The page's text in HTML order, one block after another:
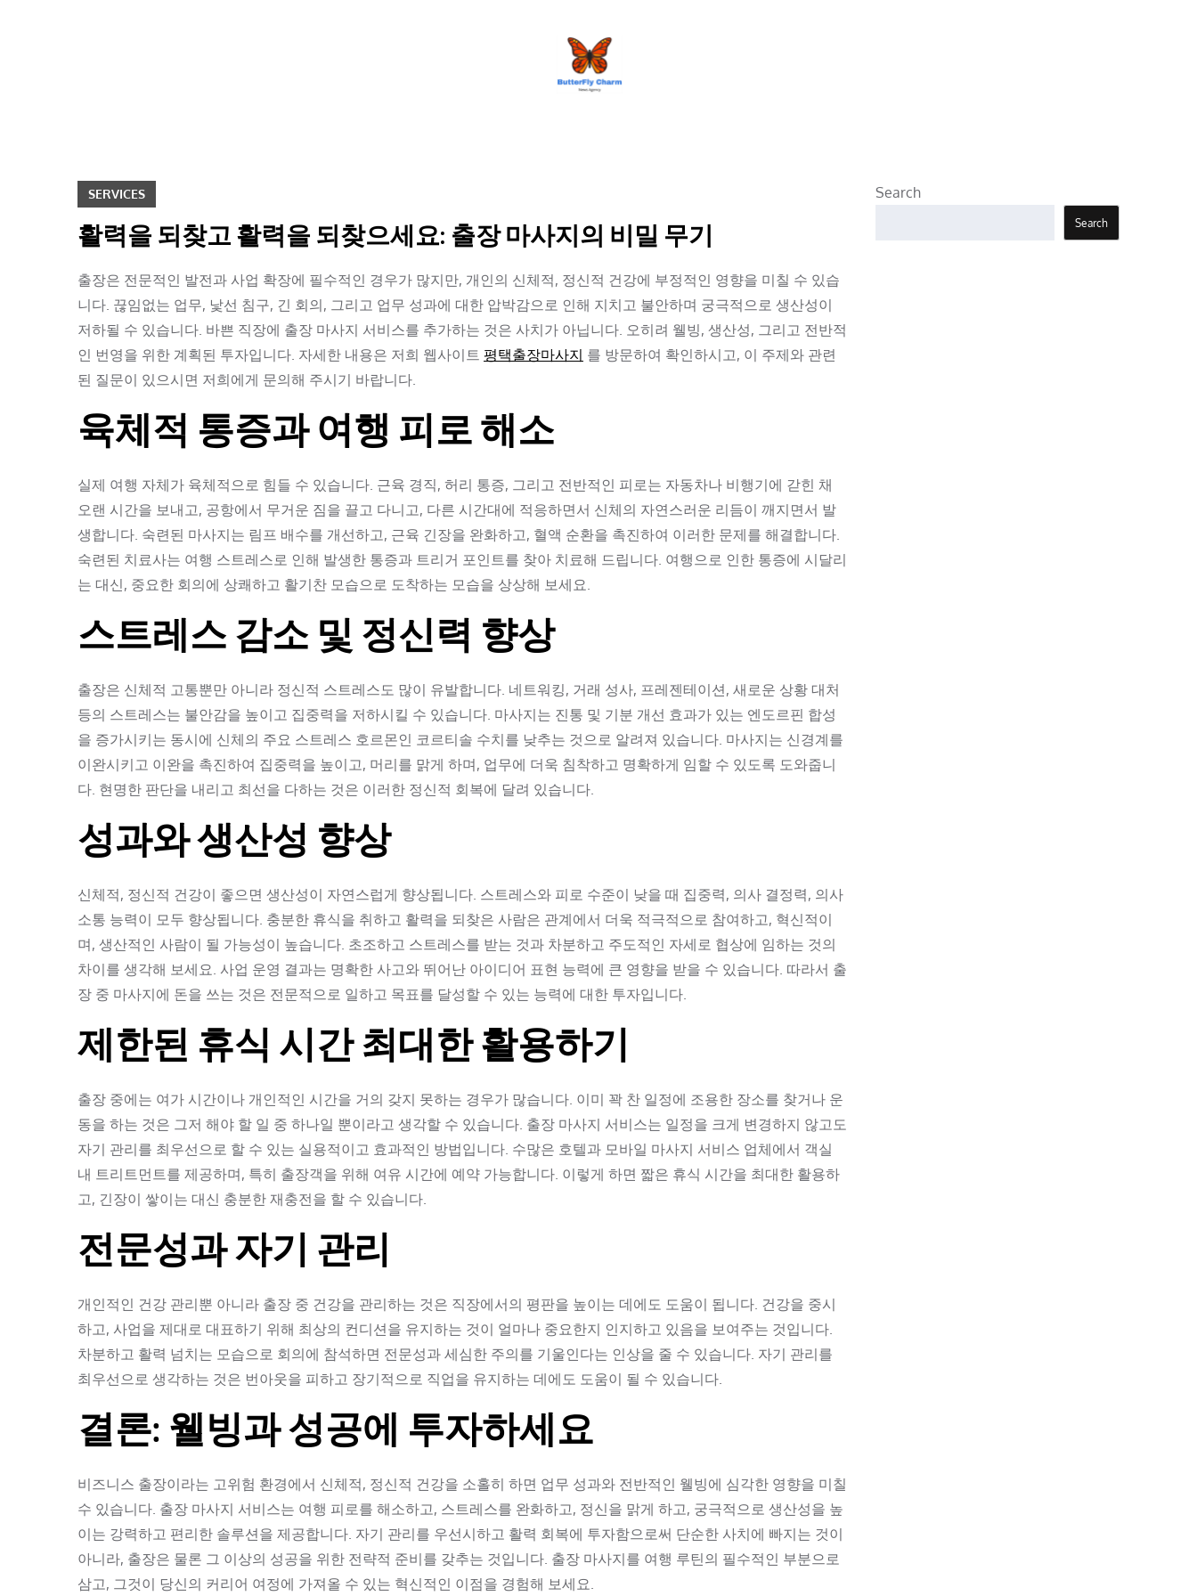
SERVICES
활력을 되찾고 활력을 되찾으세요: 출장 마사지의 비밀 무기
출장은 전문적인 발전과 사업 확장에 필수적인 경우가 많지만, 개인의 신체적, 정신적 건강에 부정적인 영향을 미칠 수 있습
니다. 끊임없는 업무, 낯선 침구, 긴 회의, 그리고 업무 성과에 대한 압박감으로 인해 지치고 불안하며 궁극적으로 생산성이
저하될 수 있습니다. 바쁜 직장에 출장 마사지 서비스를 추가하는 것은 사치가 아닙니다. 오히려 웰빙, 생산성, 그리고 전반적
인 번영을 위한 계획된 투자입니다. 자세한 내용은 저희 웹사이트 평택출장마사지 를 방문하여 확인하시고, 이 주제와 관련
된 질문이 있으시면 저희에게 문의해 주시기 바랍니다.
육체적 통증과 여행 피로 해소
실제 여행 자체가 육체적으로 힘들 수 있습니다. 근육 경직, 허리 통증, 그리고 전반적인 피로는 자동차나 비행기에 갇힌 채
오랜 시간을 보내고, 공항에서 무거운 짐을 끌고 다니고, 다른 시간대에 적응하면서 신체의 자연스러운 리듬이 깨지면서 발
생합니다. 숙련된 마사지는 림프 배수를 개선하고, 근육 긴장을 완화하고, 혈액 순환을 촉진하여 이러한 문제를 해결합니다.
숙련된 치료사는 여행 스트레스로 인해 발생한 통증과 트리거 포인트를 찾아 치료해 드립니다. 여행으로 인한 통증에 시달리
는 대신, 중요한 회의에 상쾌하고 활기찬 모습으로 도착하는 모습을 상상해 보세요.
스트레스 감소 및 정신력 향상
출장은 신체적 고통뿐만 아니라 정신적 스트레스도 많이 유발합니다. 네트워킹, 거래 성사, 프레젠테이션, 새로운 상황 대처
등의 스트레스는 불안감을 높이고 집중력을 저하시킬 수 있습니다. 마사지는 진통 및 기분 개선 효과가 있는 엔도르핀 합성
을 증가시키는 동시에 신체의 주요 스트레스 호르몬인 코르티솔 수치를 낮추는 것으로 알려져 있습니다. 마사지는 신경계를
이완시키고 이완을 촉진하여 집중력을 높이고, 머리를 맑게 하며, 업무에 더욱 침착하고 명확하게 임할 수 있도록 도와줍니
다. 현명한 판단을 내리고 최선을 다하는 것은 이러한 정신적 회복에 달려 있습니다.
성과와 생산성 향상
신체적, 정신적 건강이 좋으면 생산성이 자연스럽게 향상됩니다. 스트레스와 피로 수준이 낮을 때 집중력, 의사 결정력, 의사
소통 능력이 모두 향상됩니다. 충분한 휴식을 취하고 활력을 되찾은 사람은 관계에서 더욱 적극적으로 참여하고, 혁신적이
며, 생산적인 사람이 될 가능성이 높습니다. 초조하고 스트레스를 받는 것과 차분하고 주도적인 자세로 협상에 임하는 것의
차이를 생각해 보세요. 사업 운영 결과는 명확한 사고와 뛰어난 아이디어 표현 능력에 큰 영향을 받을 수 있습니다. 따라서 출
장 중 마사지에 돈을 쓰는 것은 전문적으로 일하고 목표를 달성할 수 있는 능력에 대한 투자입니다.
제한된 휴식 시간 최대한 활용하기
출장 중에는 여가 시간이나 개인적인 시간을 거의 갖지 못하는 경우가 많습니다. 이미 꽉 찬 일정에 조용한 장소를 찾거나 운
동을 하는 것은 그저 해야 할 일 중 하나일 뿐이라고 생각할 수 있습니다. 출장 마사지 서비스는 일정을 크게 변경하지 않고도
자기 관리를 최우선으로 할 수 있는 실용적이고 효과적인 방법입니다. 수많은 호텔과 모바일 마사지 서비스 업체에서 객실
내 트리트먼트를 제공하며, 특히 출장객을 위해 여유 시간에 예약 가능합니다. 이렇게 하면 짧은 휴식 시간을 최대한 활용하
고, 긴장이 쌓이는 대신 충분한 재충전을 할 수 있습니다.
전문성과 자기 관리
개인적인 건강 관리뿐 아니라 출장 중 건강을 관리하는 것은 직장에서의 평판을 높이는 데에도 도움이 됩니다. 건강을 중시
하고, 사업을 제대로 대표하기 위해 최상의 컨디션을 유지하는 것이 얼마나 중요한지 인지하고 있음을 보여주는 것입니다.
차분하고 활력 넘치는 모습으로 회의에 참석하면 전문성과 세심한 주의를 기울인다는 인상을 줄 수 있습니다. 자기 관리를
최우선으로 생각하는 것은 번아웃을 피하고 장기적으로 직업을 유지하는 데에도 도움이 될 수 있습니다.
결론: 웰빙과 성공에 투자하세요
비즈니스 출장이라는 고위험 환경에서 신체적, 정신적 건강을 소홀히 하면 업무 성과와 전반적인 웰빙에 심각한 영향을 미칠
수 있습니다. 출장 마사지 서비스는 여행 피로를 해소하고, 스트레스를 완화하고, 정신을 맑게 하고, 궁극적으로 생산성을 높
이는 강력하고 편리한 솔루션을 제공합니다. 자기 관리를 우선시하고 활력 회복에 투자함으로써 단순한 사치에 빠지는 것이
아니라, 출장은 물론 그 이상의 성공을 위한 전략적 준비를 갖추는 것입니다. 출장 마사지를 여행 루틴의 필수적인 부분으로
삼고, 그것이 당신의 커리어 여정에 가져올 수 있는 혁신적인 이점을 경험해 보세요.
Search
Search